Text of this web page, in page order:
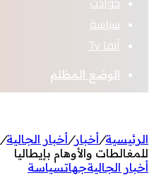
سياسة
أنفا Tv
الوضع المظلم
الرئيسية/أخبار/أخبار الجالية/
للمغالطات والأوهام بإيطاليا
أخبار الجاليةجهاتسياسة